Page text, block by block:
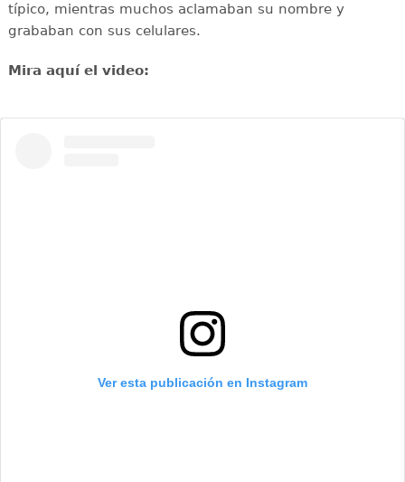
típico, mientras muchos aclamaban su nombre y
grababan con sus celulares.
Mira aquí el video:
Ver esta publicación en Instagram